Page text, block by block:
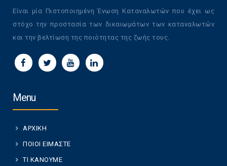
Είναι μία Πιστοποιημένη Ένωση Καταναλωτών που έχει ως
στόχο την προστασία των δικαιωμάτων των καταναλωτών
και την βελτίωση της ποιότητας της ζωής τους.
Menu
ΑΡΧΙΚΗ
ΠΟΙΟΙ ΕΙΜΑΣΤΕ
ΤΙ ΚΑΝΟΥΜΕ